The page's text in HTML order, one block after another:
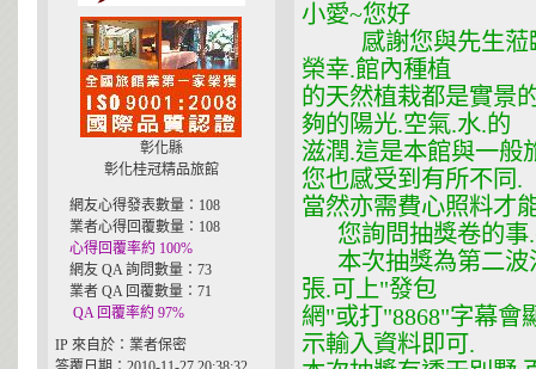
彰化縣
彰化桂冠精品旅館
網友心得發表數量：108
業者心得回覆數量：108
心得回覆率約 100%
網友 QA 詢問數量：73
業者 QA 回覆數量：71
QA 回覆率約 97%
IP 來自於：業者保密
小愛~您好
感謝您與先生蒞臨
榮幸.館內種植
的天然植栽都是實景
夠的陽光.空氣.水.的
滋潤.這是本館與一般
您也感受到有所不同.
當然亦需費心照料才
您詢問抽獎卷的事.
本次抽獎為第二波
張.可上"發包
網"或打"8868"字幕會
示輸入資料即可.